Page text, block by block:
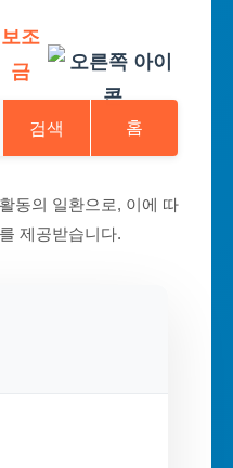
보조
금
검색 홈
동의 일환으로, 이에 따
제공받습니다.